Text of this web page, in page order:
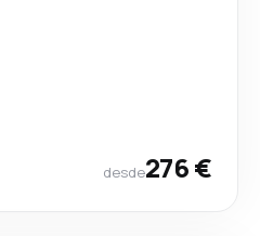
desde276 €